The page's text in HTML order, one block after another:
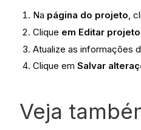
Na página do projeto,
Clique em Editar projeto
Atualize as informações
Clique emSalvar
Veja